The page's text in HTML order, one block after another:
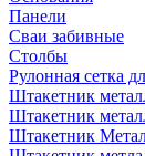
Панели
Сваи забивные
Столбы
Рулонная сетка
Штакетник
Штакетник
Штакетник